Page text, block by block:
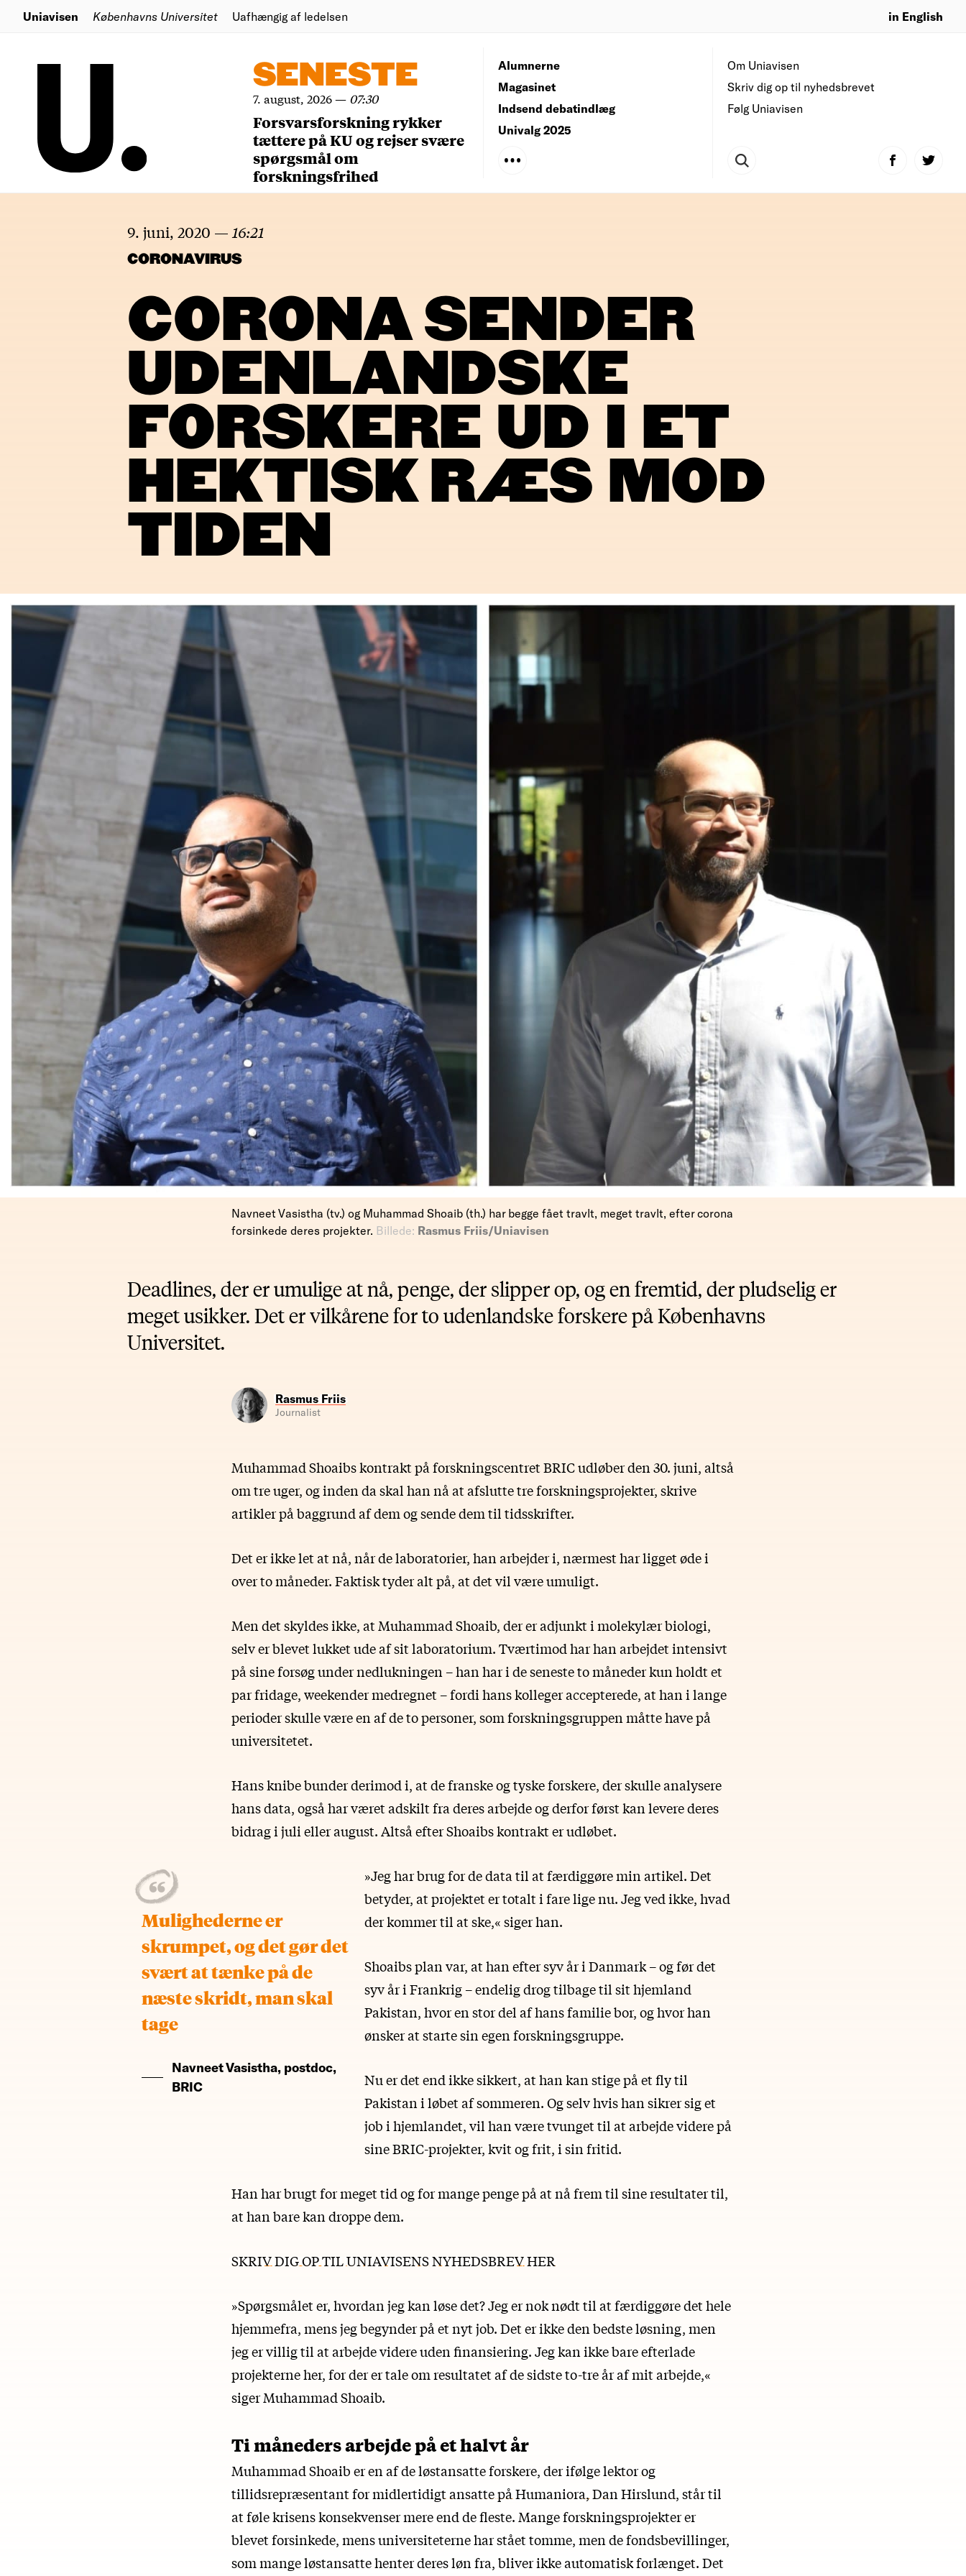
Uniavisen Københavns Universitet Uafhængig af ledelsen in English
SENESTE
7. august, 2026— 07:30
Forsvarsforskning rykker
tættere på KU og rejser svære
spørgsmål om
forskningsfrihed
Om Uniavisen
Skriv dig op til nyhedsbrevet
Følg Uniavisen
Alumnerne
Magasinet
Indsend debatindlæg
Univalg 2025
9. juni, 2020 — 16:21
CORONAVIRUS
CORONA SENDER
UDENLANDSKE
FORSKERE UD I ET
HEKTISK RÆS MOD
TIDEN
Navneet Vasistha (tv.) og Muhammad Shoaib (th.) har begge fået travlt, meget travlt, efter corona
forsinkede deres projekter. Billede: Rasmus Friis/Uniavisen
Deadlines, der er umulige at nå, penge, der slipper op, og en fremtid, der pludselig er
meget usikker. Det er vilkårene for to udenlandske forskere på Københavns
Universitet.
Rasmus Friis
Journalist
Muhammad Shoaibs kontrakt på forskningscentret BRIC udløber den 30. juni, altså
om tre uger, og inden da skal han nå at afslutte tre forskningsprojekter, skrive
artikler på baggrund af dem og sende dem til tidsskrifter.
Det er ikke let at nå, når de laboratorier, han arbejder i, nærmest har ligget øde i
over to måneder. Faktisk tyder alt på, at det vil være umuligt.
Men det skyldes ikke, at Muhammad Shoaib, der er adjunkt i molekylær biologi,
selv er blevet lukket ude af sit laboratorium. Tværtimod har han arbejdet intensivt
på sine forsøg under nedlukningen – han har i de seneste to måneder kun holdt et
par fridage, weekender medregnet – fordi hans kolleger accepterede, at han i lange
perioder skulle være en af de to personer, som forskningsgruppen måtte have på
universitetet.
Hans knibe bunder derimod i, at de franske og tyske forskere, der skulle analysere
hans data, også har været adskilt fra deres arbejde og derfor først kan levere deres
bidrag i juli eller august. Altså efter Shoaibs kontrakt er udløbet.
Mulighederne er
skrumpet, og det gør det
svært at tænke på de
næste skridt, man skal
tage
Navneet Vasistha, postdoc,
BRIC
»Jeg har brug for de data til at færdiggøre min artikel. Det
betyder, at projektet er totalt i fare lige nu. Jeg ved ikke, hvad
der kommer til at ske,« siger han.
Shoaibs plan var, at han efter syv år i Danmark – og før det
syv år i Frankrig – endelig drog tilbage til sit hjemland
Pakistan, hvor en stor del af hans familie bor, og hvor han
ønsker at starte sin egen forskningsgruppe.
Nu er det end ikke sikkert, at han kan stige på et fly til
Pakistan i løbet af sommeren. Og selv hvis han sikrer sig et
job i hjemlandet, vil han være tvunget til at arbejde videre på
sine BRIC-projekter, kvit og frit, i sin fritid.
Han har brugt for meget tid og for mange penge på at nå frem til sine resultater til,
at han bare kan droppe dem.
SKRIV DIG OP TIL UNIAVISENS NYHEDSBREV HER
»Spørgsmålet er, hvordan jeg kan løse det? Jeg er nok nødt til at færdiggøre det hele
hjemmefra, mens jeg begynder på et nyt job. Det er ikke den bedste løsning, men
jeg er villig til at arbejde videre uden finansiering. Jeg kan ikke bare efterlade
projekterne her, for der er tale om resultatet af de sidste to-tre år af mit arbejde,«
siger Muhammad Shoaib.
Ti måneders arbejde på et halvt år
Muhammad Shoaib er en af de løstansatte forskere, derifølge lektor og
tillidsrepræsentant for midlertidigt ansatte på Humaniora, Dan Hirslund, står til
at føle krisens konsekvenser mere end de fleste. Mange forskningsprojekter er
blevet forsinkede, mens universiteterne har stået tomme, men de fondsbevillinger,
som mange løstansatte henter deres løn fra, bliver ikke automatisk forlænget. Det